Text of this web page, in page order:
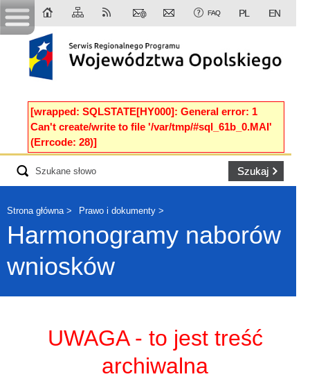
FAQ PL EN
[wrapped: SQLSTATE[HY000]: General error: 1
Can't create/write to file '/var/tmp/#sql_61b_0.MAI'
(Errcode: 28)]
Strona główna Prawo i dokumenty
Harmonogramy naborów
wniosków
UWAGA - to jest treść
archiwalna